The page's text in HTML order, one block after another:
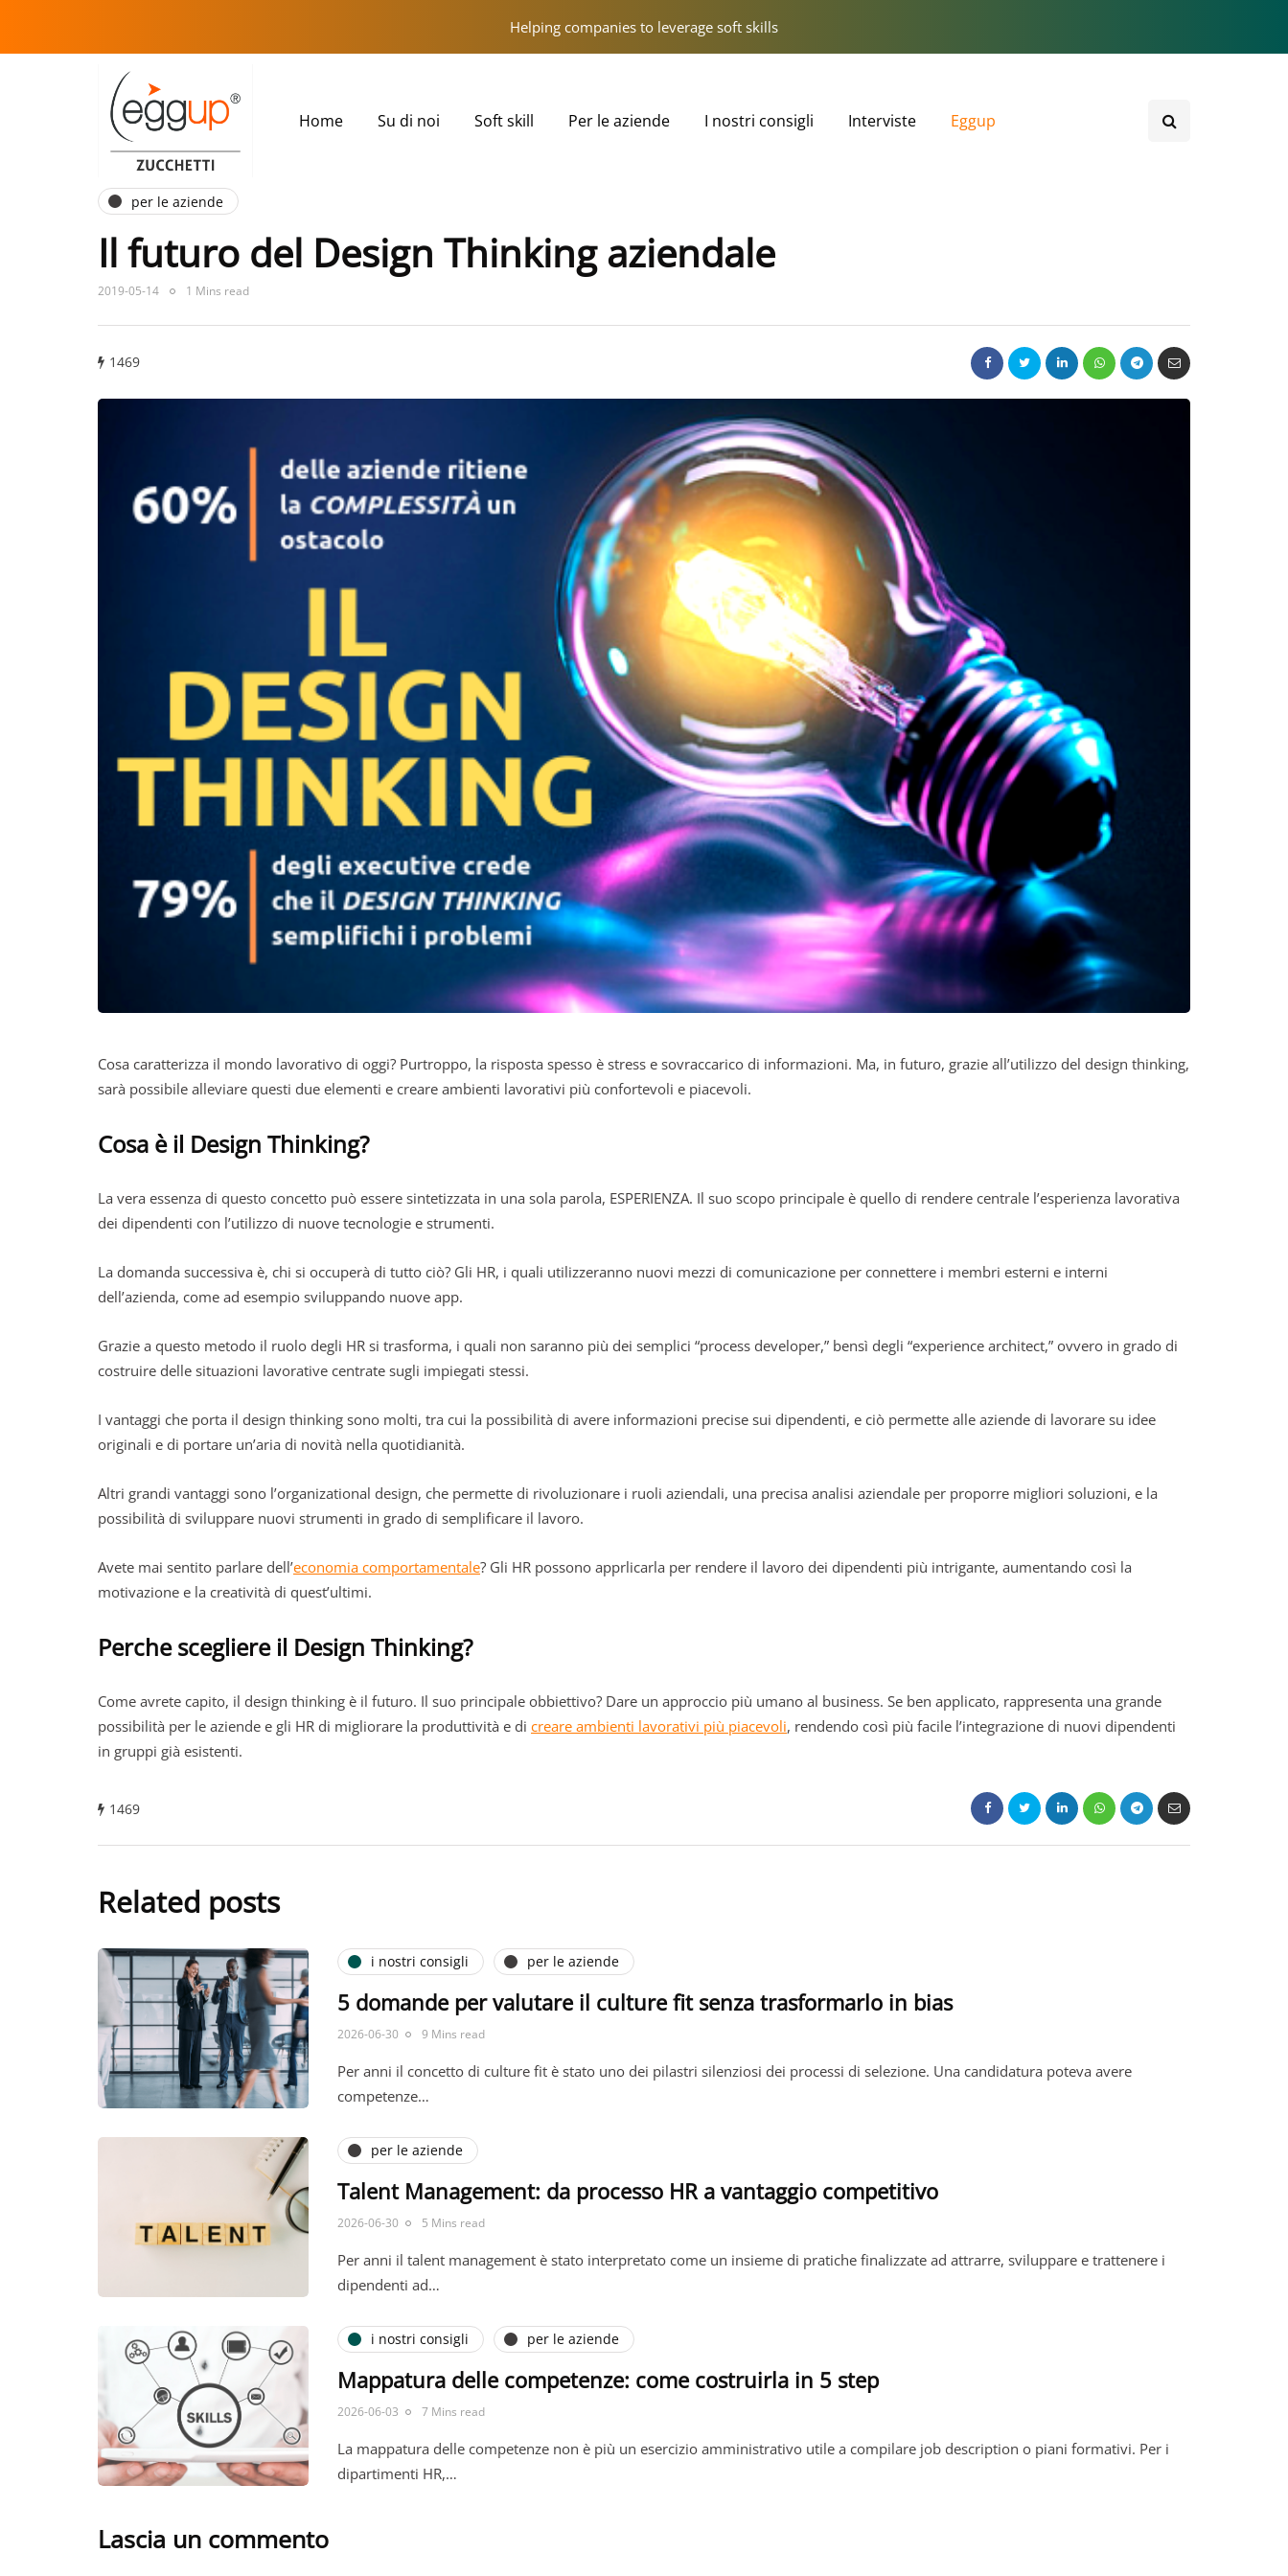
Helping companies to leverage soft skills
Home Su di noi Soft skill Per le aziende I nostri consigli Interviste Eggup
per le aziende
Il futuro del Design Thinking aziendale
2019-05-14 1 Mins read
1469
Cosa caratterizza il mondo lavorativo di oggi? Purtroppo, la risposta spesso è stress e sovraccarico di informazioni. Ma, in futuro, grazie all’utilizzo del design thinking,
sarà possibile alleviare questi due elementi e creare ambienti lavorativi più confortevoli e piacevoli.
Cosa è il Design Thinking?
La vera essenza di questo concetto può essere sintetizzata in una sola parola, ESPERIENZA. Il suo scopo principale è quello di rendere centrale l’esperienza lavorativa
dei dipendenti con l’utilizzo di nuove tecnologie e strumenti.
La domanda successiva è, chi si occuperà di tutto ciò? Gli HR, i quali utilizzeranno nuovi mezzi di comunicazione per connettere i membri esterni e interni
dell’azienda, come ad esempio sviluppando nuove app.
Grazie a questo metodo il ruolo degli HR si trasforma, i quali non saranno più dei semplici “process developer,” bensì degli “experience architect,” ovvero in grado di
costruire delle situazioni lavorative centrate sugli impiegati stessi.
I vantaggi che porta il design thinking sono molti, tra cui la possibilità di avere informazioni precise sui dipendenti, e ciò permette alle aziende di lavorare su idee
originali e di portare un’aria di novità nella quotidianità.
Altri grandi vantaggi sono l’organizational design, che permette di rivoluzionare i ruoli aziendali, una precisa analisi aziendale per proporre migliori soluzioni, e la
possibilità di sviluppare nuovi strumenti in grado di semplificare il lavoro.
Avete mai sentito parlare dell’economia comportamentale? Gli HR possono apprlicarla per rendere il lavoro dei dipendenti più intrigante, aumentando così la
motivazione e la creatività di quest’ultimi.
Perche scegliere il Design Thinking?
Come avrete capito, il design thinking è il futuro. Il suo principale obbiettivo? Dare un approccio più umano al business. Se ben applicato, rappresenta una grande
possibilità per le aziende e gli HR di migliorare la produttività e di creare ambienti lavorativi più piacevoli, rendendo così più facile l’integrazione di nuovi dipendenti
in gruppi già esistenti.
1469
Related posts
i nostri consigli per le aziende
5 domande per valutare il culture fit senza trasformarlo in bias
2026-06-30 9 Mins read
Per anni il concetto di culture fit è stato uno dei pilastri silenziosi dei processi di selezione. Una candidatura poteva avere
competenze…
per le aziende
Talent Management: da processo HR a vantaggio competitivo
2026-06-30 5 Mins read
Per anni il talent management è stato interpretato come un insieme di pratiche finalizzate ad attrarre, sviluppare e trattenere i
dipendenti ad…
i nostri consigli per le aziende
Mappatura delle competenze: come costruirla in 5 step
2026-06-03 7 Mins read
La mappatura delle competenze non è più un esercizio amministrativo utile a compilare job description o piani formativi. Per i
dipartimenti HR,…
Lascia un commento